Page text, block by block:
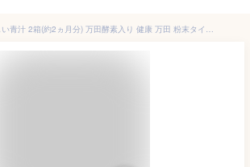
【公式】おいしい青汁 2箱(約2ヵ月分) 万田酵素入り 健康 万田 粉末タイプ 栄養 植物発酵エキス 桑の葉 大麦若葉 抹茶 美味しい 人気 健康習慣 万田発酵 送料無料 乳酸菌 万田酵素